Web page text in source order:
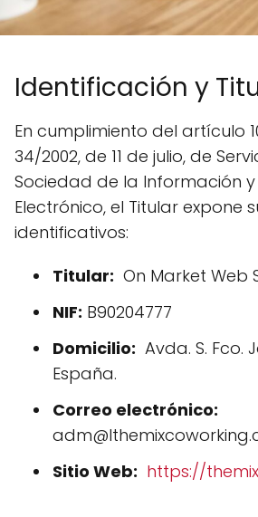
Identificación y
En cumplimiento del artículo
34/2002, de 11 de julio, de
Sociedad de la Información
Electrónico, el Titular expone
identificativos:
Titular: On Market Web
NIF: B90204777
Domicilio: Avda. S. Fco.
España.
Correo electrónico:
Sitio Web: https://